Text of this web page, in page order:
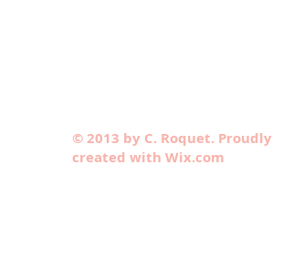
© 2013 by C. Roquet. Proudly
created with Wix.com